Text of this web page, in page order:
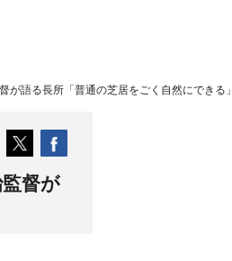
語る長所「普通の芝居をごく自然にできる」
督が